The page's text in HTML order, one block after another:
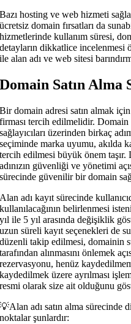
Bazı hosting ve web hizmeti
ücretsiz domain fırsatları da
hizmetlerinde kullanım süresi,
detayların dikkatlice
ile alan adı ve web sitesi
Domain Satın Alma
Bir domain adresi satın almak
firması tercih edilmelidir.
sağlayıcıları üzerinden birkaç
seçiminde marka uyumu, akılda
tercih edilmesi büyük önem
adınızın güvenliği ve yönetimi
sürecinde güvenilir bir domain
Alan adı kayıt sürecinde
kullanılacağının belirlenmesi
yıl ile 5 yıl arasında değişiklik
uzun süreli kayıt seçenekleri de
düzenli takip edilmesi, domainin
tarafından alınmasını önlemek
rezervasyonu, henüz
kaydedilmek üzere ayrılması
resmi olarak size ait olduğunu
💡Alan adı satın alma sürecinde
noktalar şunlardır: